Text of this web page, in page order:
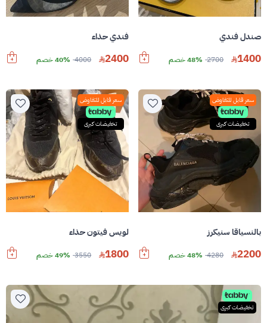
صندل فندي
1400
2700 48% خصم
فندي حذاء
2400
4000 40% خصم
سعر قابل للتفاوض
تخفيضات كبرى
بالنسياقا سنيكرز
2200
4280 48% خصم
سعر قابل للتفاوض
تخفيضات كبرى
لويس فيتون حذاء
1800
3550 49% خصم
تخفيضات كبرى